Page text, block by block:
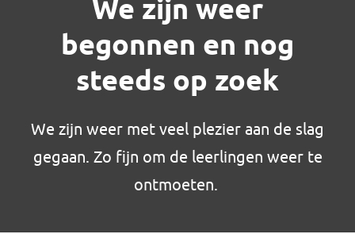
We zijn weer
begonnen en nog
steeds op zoek
We zijn weer met veel plezier aan de slag
gegaan. Zo fijn om de leerlingen weer te
ontmoeten.